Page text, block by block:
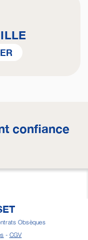
confiance
Obsèques
- CGV